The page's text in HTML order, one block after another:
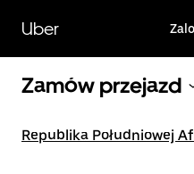
głównej
zawartości
Uber
Zamów przejazd
Republika Południowej